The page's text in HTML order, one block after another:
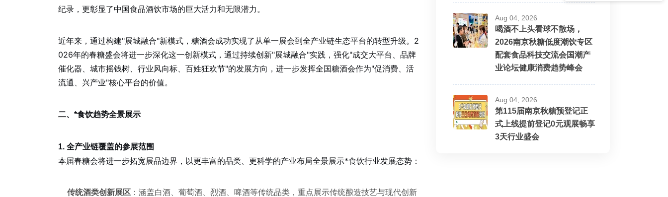
纪录，更彰显了中国食品酒饮市场的巨大活力和无限潜力。
近年来，通过构建"展城融合"新模式，糖酒会成功实现了从单一展会到全产业链生态平台的转型升级。2
026年的春糖盛会将进一步深化这一创新模式，通过持续创新"展城融合"实践，强化"成交大平台、品牌
催化器、城市摇钱树、行业风向标、百姓狂欢节"的发展方向，进一步发挥全国糖酒会作为"促消费、活
流通、兴产业"核心平台的价值。
二、*食饮趋势全景展示
1. 全产业链覆盖的参展范围
本届春糖会将进一步拓宽展品边界，以更丰富的品类、更科学的产业布局全景展示*食饮行业发展态势：
传统酒类创新展区 ：涵盖白酒、葡萄酒、烈酒、啤酒等传统品类，重点展示传统酿造技艺与现代创新
Aug 04, 2026
喝酒不上头看球不散场，
2026南京秋糖低度潮饮专区
配套食品科技交流会国潮产
业论坛健康消费趋势峰会
Aug 04, 2026
第115届南京秋糖预登记正
式上线提前登记0元观展畅享
3天行业盛会